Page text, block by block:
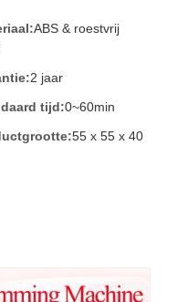
ABS & roestvrij
2 jaar
tijd:0~60min
55 x 55 x 40